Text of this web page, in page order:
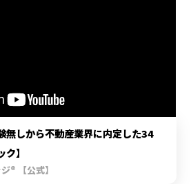
無しから不動産業界に内定した34
】
® 【公式】